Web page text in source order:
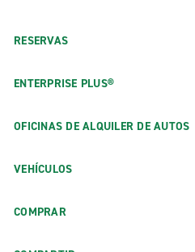
RESERVAS
ENTERPRISE PLUS®
OFICINAS DE ALQUILER DE AUTOS
VEHÍCULOS
COMPRAR